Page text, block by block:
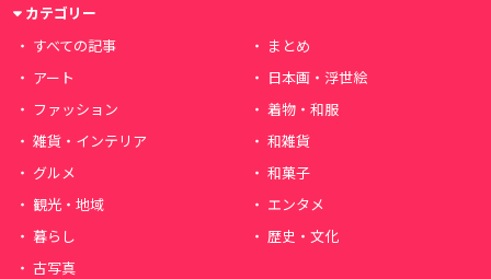
カテゴリー
すべての記事
まとめ
アート
日本画・浮世絵
ファッション
着物・和服
雑貨・インテリア
和雑貨
グルメ
和菓子
観光・地域
エンタメ
暮らし
歴史・文化
古写真